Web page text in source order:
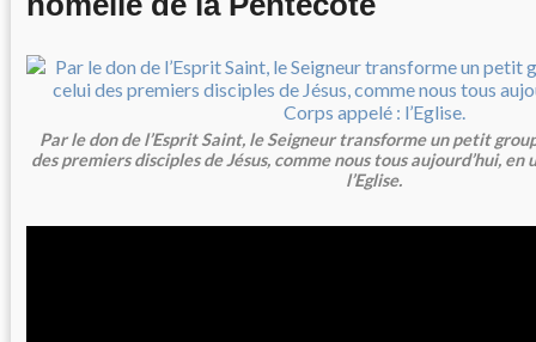
Par le don de l’Esprit Saint, le Seigneur transforme un petit
des premiers disciples de Jésus, comme nous tous aujourd’hui, en
l’Eglise.